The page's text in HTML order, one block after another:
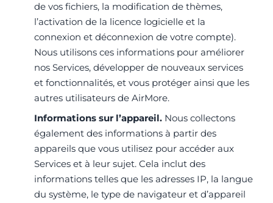
de vos fichiers, la modification de thèmes,
l’activation de la licence logicielle et la
connexion et déconnexion de votre compte).
Nous utilisons ces informations pour améliorer
nos Services, développer de nouveaux services
et fonctionnalités, et vous protéger ainsi que les
autres utilisateurs de AirMore.
Informations sur l’appareil. Nous collectons
également des informations à partir des
appareils que vous utilisez pour accéder aux
Services et à leur sujet. Cela inclut des
informations telles que les adresses IP, la langue
du système, le type de navigateur et d’appareil